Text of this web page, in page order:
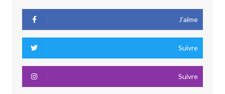
J’aime
Suivre
Suivre